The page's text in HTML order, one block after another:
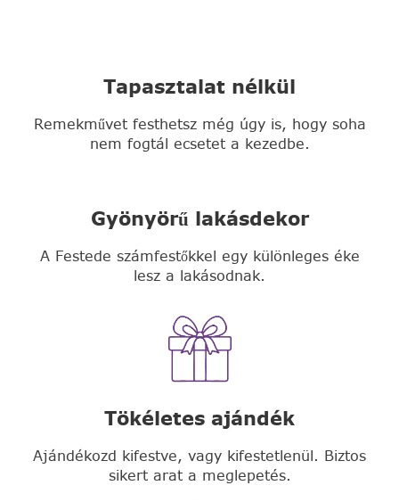
Tapasztalat nélkül
Remekművet festhetsz még úgy is, hogy soha
nem fogtál ecsetet a kezedbe.
Gyönyörű lakásdekor
A Festede számfestőkkel egy különleges éke
lesz a lakásodnak.
Tökéletes ajándék
Ajándékozd kifestve, vagy kifestetlenül. Biztos
sikert arat a meglepetés.